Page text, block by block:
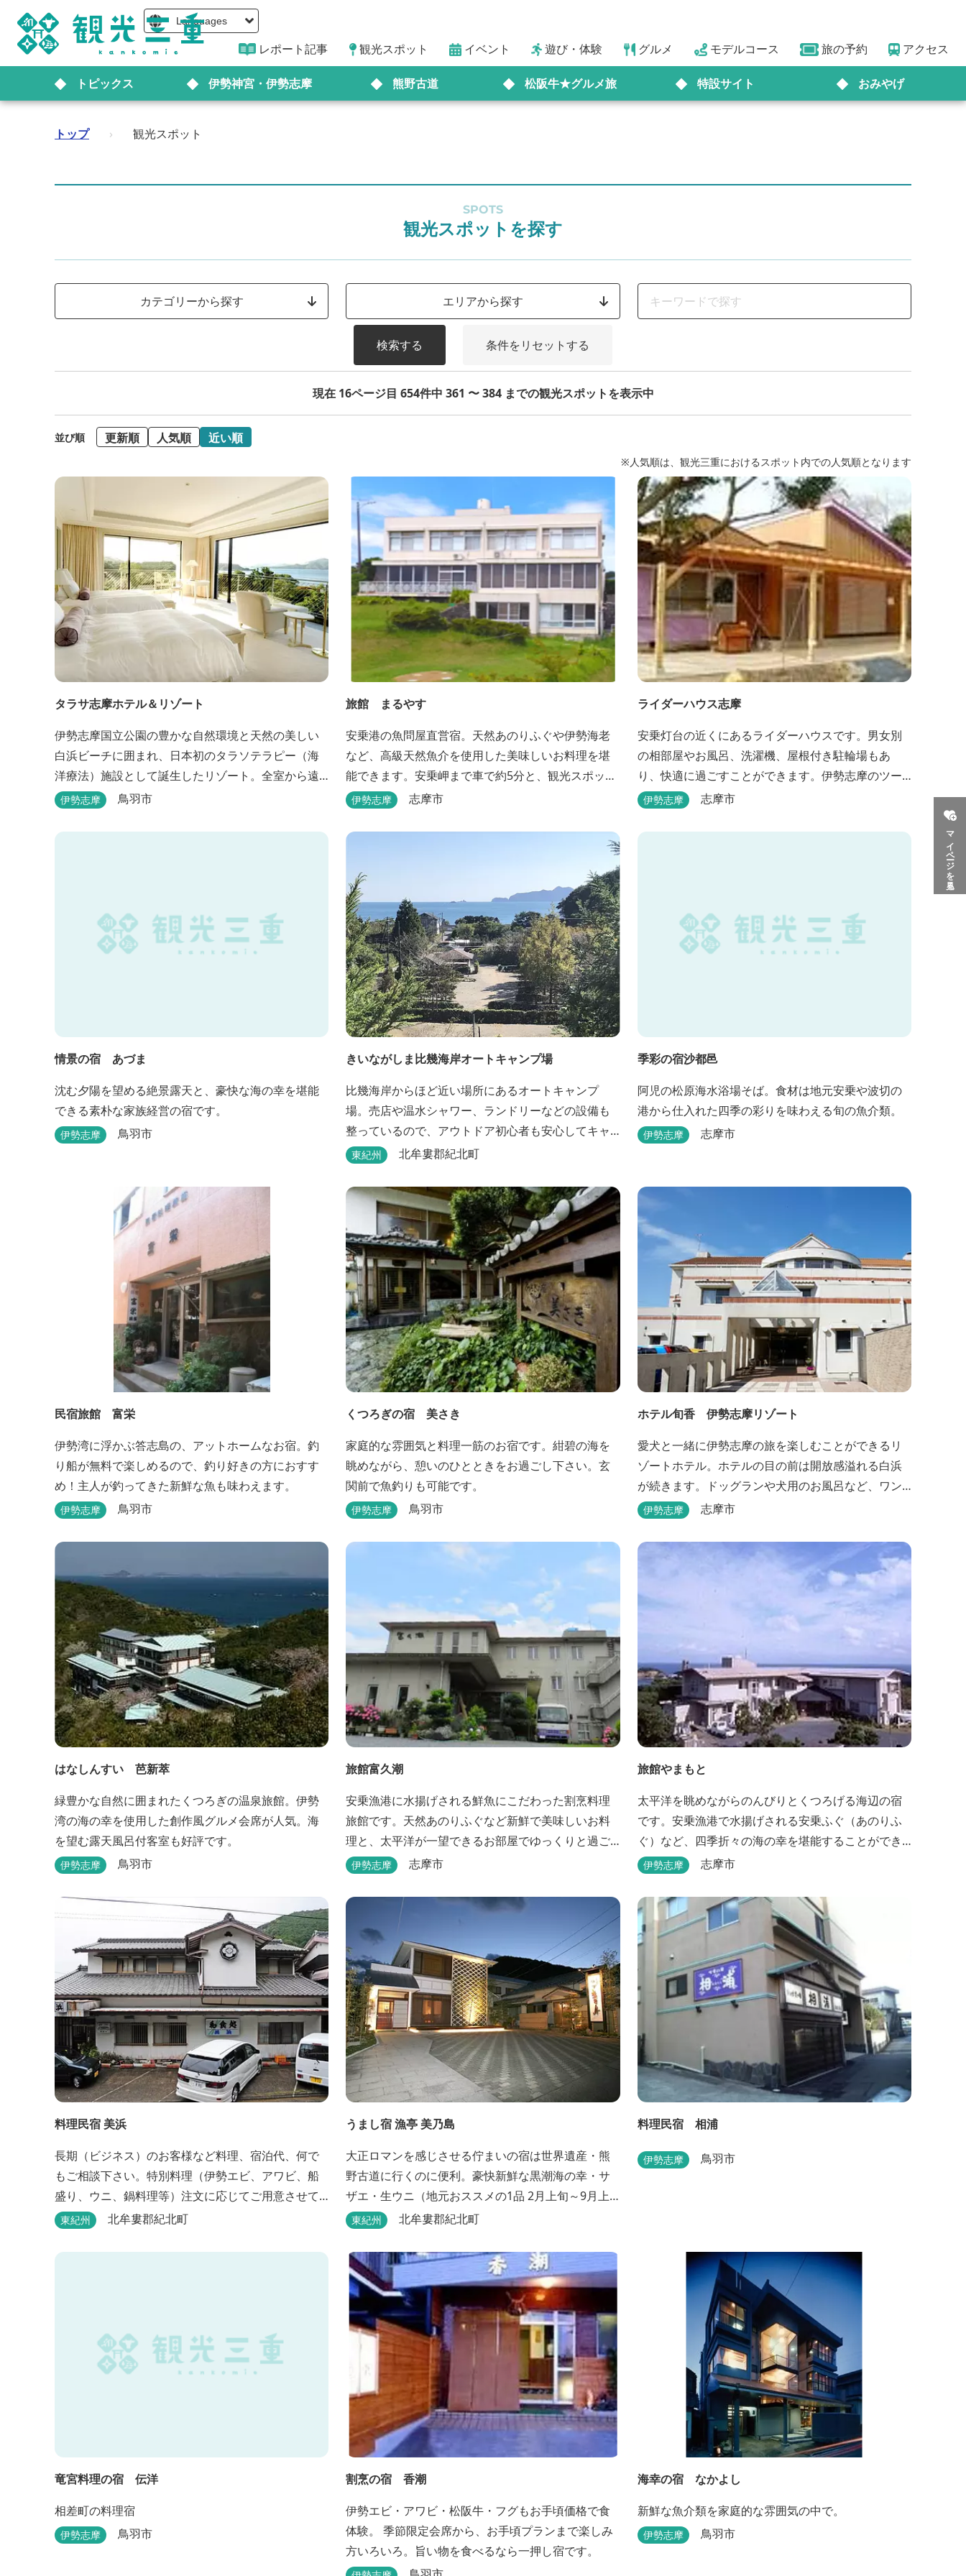
Languages
レポート記事 観光スポット イベント 遊び・体験 グルメ モデルコース 旅の予約 アクセス
トピックス 伊勢神宮・伊勢志摩 熊野古道 松阪牛★グルメ旅 特設サイト おみやげ
マイページを見る
トップ › 観光スポット
SPOTS
観光スポットを探す
カテゴリーから探す エリアから探す
検索する 条件をリセットする
現在 16ページ目 654件中 361 〜 384 までの観光スポットを表示中
並び順 更新順 人気順 近い順
※人気順は、観光三重におけるスポット内での人気順となります
タラサ志摩ホテル＆リゾート
伊勢志摩国立公園の豊かな自然環境と天然の美しい
白浜ビーチに囲まれ、日本初のタラソテラピー（海
洋療法）施設として誕生したリゾート。全室から遠
浅で穏やかな伊勢湾を眺めることができ、リラック
の前の海からきれいな海水を引き込み、24時間以内
伊勢志摩 鳥羽市
旅館 まるやす
安乗港の魚問屋直営宿。天然あのりふぐや伊勢海老
など、高級天然魚介を使用した美味しいお料理を堪
能できます。安乗岬まで車で約5分と、観光スポット
へのアクセスも良好です。
伊勢志摩 志摩市
ライダーハウス志摩
安乗灯台の近くにあるライダーハウスです。男女別
の相部屋やお風呂、洗濯機、屋根付き駐輪場もあ
り、快適に過ごすことができます。伊勢志摩のツー
リング拠点などにも最適です。
伊勢志摩 志摩市
情景の宿 あづま
沈む夕陽を望める絶景露天と、豪快な海の幸を堪能
できる素朴な家族経営の宿です。
伊勢志摩 鳥羽市
きいながしま比幾海岸オートキャンプ場
比幾海岸からほど近い場所にあるオートキャンプ
場。売店や温水シャワー、ランドリーなどの設備も
整っているので、アウトドア初心者も安心してキャ
ンプができます。近くには古里温泉もありゆっくり
東紀州 北牟婁郡紀北町
季彩の宿沙都邑
阿児の松原海水浴場そば。食材は地元安乗や波切の
港から仕入れた四季の彩りを味わえる旬の魚介類。
伊勢志摩 志摩市
民宿旅館 富栄
伊勢湾に浮かぶ答志島の、アットホームなお宿。釣
り船が無料で楽しめるので、釣り好きの方におすす
め！主人が釣ってきた新鮮な魚も味わえます。
伊勢志摩 鳥羽市
くつろぎの宿 美さき
家庭的な雰囲気と料理一筋のお宿です。紺碧の海を
眺めながら、憩いのひとときをお過ごし下さい。玄
関前で魚釣りも可能です。
伊勢志摩 鳥羽市
ホテル旬香 伊勢志摩リゾート
愛犬と一緒に伊勢志摩の旅を楽しむことができるリ
ゾートホテル。ホテルの目の前は開放感溢れる白浜
が続きます。ドッグランや犬用のお風呂など、ワン
ちゃんも喜ぶサービスがたくさん。
伊勢志摩 志摩市
はなしんすい 芭新萃
緑豊かな自然に囲まれたくつろぎの温泉旅館。伊勢
湾の海の幸を使用した創作風グルメ会席が人気。海
を望む露天風呂付客室も好評です。
伊勢志摩 鳥羽市
旅館富久潮
安乗漁港に水揚げされる鮮魚にこだわった割烹料理
旅館です。天然あのりふぐなど新鮮で美味しいお料
理と、太平洋が一望できるお部屋でゆっくりと過ご
せます。
伊勢志摩 志摩市
旅館やまもと
太平洋を眺めながらのんびりとくつろげる海辺の宿
です。安乗漁港で水揚げされる安乗ふぐ（あのりふ
ぐ）など、四季折々の海の幸を堪能することができ
ます。
伊勢志摩 志摩市
料理民宿 美浜
長期（ビジネス）のお客様など料理、宿泊代、何で
もご相談下さい。特別料理（伊勢エビ、アワビ、船
盛り、ウニ、鍋料理等）注文に応じてご用意させて
頂きます。
東紀州 北牟婁郡紀北町
うまし宿 漁亭 美乃島
大正ロマンを感じさせる佇まいの宿は世界遺産・熊
野古道に行くのに便利。豪快新鮮な黒潮海の幸・サ
ザエ・生ウニ（地元おススメの1品 2月上旬～9月上
旬）などの料理が堪能できます。
東紀州 北牟婁郡紀北町
料理民宿 相浦
伊勢志摩 鳥羽市
竜宮料理の宿 伝洋
相差町の料理宿
伊勢志摩 鳥羽市
割烹の宿 香潮
伊勢エビ・アワビ・松阪牛・フグもお手頃価格で食
体験。 季節限定会席から、お手頃プランまで楽しみ
方いろいろ。旨い物を食べるなら一押し宿です。
海幸の宿 なかよし
新鮮な魚介類を家庭的な雰囲気の中で。
伊勢志摩 鳥羽市